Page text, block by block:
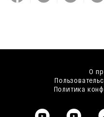
О
Политика